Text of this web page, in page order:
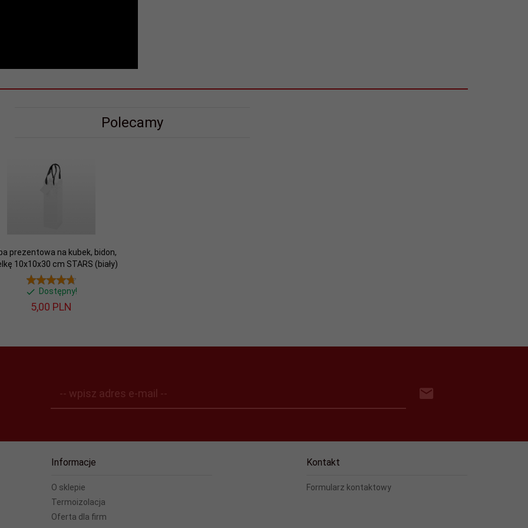
Polecamy
prezentowa na kubek, bidon,
10x10x30 cm STARS (biały)
Dostępny!
5,00 PLN
-- wpisz adres e-mail --
Informacje
O sklepie
Termoizolacja
Oferta dla firm
Kontakt
Formularz kontaktowy